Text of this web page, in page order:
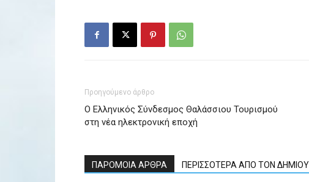
Προηγούμενο άρθρο
Ο Ελληνικός Σύνδεσμος Θαλάσσιου Τουρισμού
στη νέα ηλεκτρονική εποχή
ΠΑΡΟΜΟΙΑ ΑΡΘΡΑ ΠΕΡΙΣΣΟΤΕΡΑ ΑΠΟ ΤΟΝ